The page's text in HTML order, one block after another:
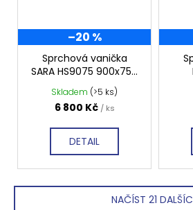
–20 %
Sprchová vanička
SARA HS9075 900x750
mm, hladká
Skladem (>5 ks)
6 800 Kč / ks
DETAIL
NAČÍST 21